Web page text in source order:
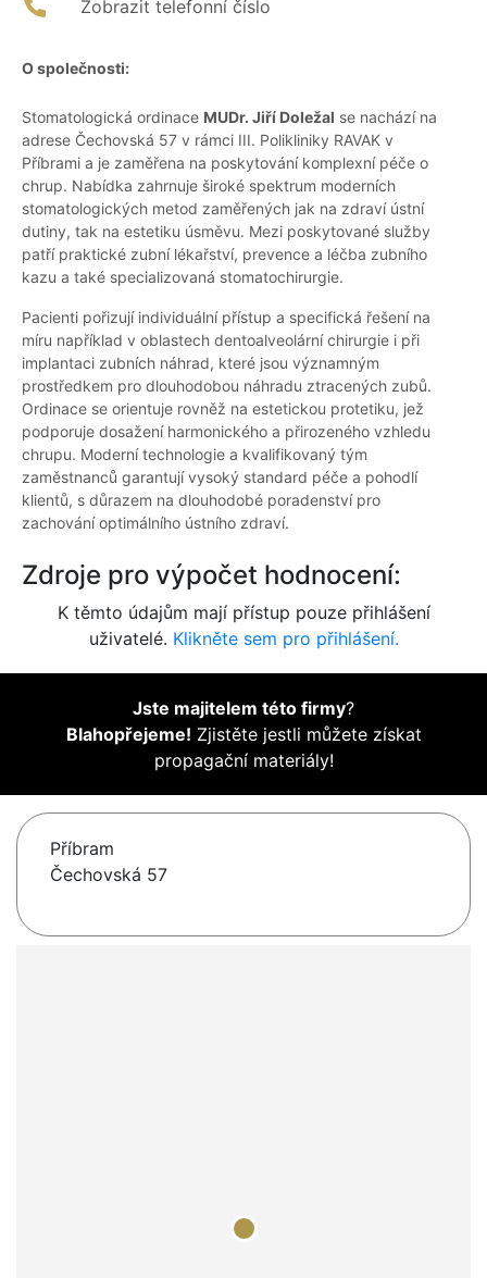
Zobrazit telefonní číslo
O společnosti:
Stomatologická ordinace MUDr. Jiří Doležal se nachází na
adrese Čechovská 57 v rámci III. Polikliniky RAVAK v
Příbrami a je zaměřena na poskytování komplexní péče o
chrup. Nabídka zahrnuje široké spektrum moderních
stomatologických metod zaměřených jak na zdraví ústní
dutiny, tak na estetiku úsměvu. Mezi poskytované služby
patří praktické zubní lékařství, prevence a léčba zubního
kazu a také specializovaná stomatochirurgie.
Pacienti pořizují individuální přístup a specifická řešení na
míru například v oblastech dentoalveolární chirurgie i při
implantaci zubních náhrad, které jsou významným
prostředkem pro dlouhodobou náhradu ztracených zubů.
Ordinace se orientuje rovněž na estetickou protetiku, jež
podporuje dosažení harmonického a přirozeného vzhledu
chrupu. Moderní technologie a kvalifikovaný tým
zaměstnanců garantují vysoký standard péče a pohodlí
klientů, s důrazem na dlouhodobé poradenství pro
zachování optimálního ústního zdraví.
Zdroje pro výpočet hodnocení:
K těmto údajům mají přístup pouze přihlášení
uživatelé. Klikněte sem pro přihlášení.
Jste majitelem této firmy?
Blahopřejeme! Zjistěte jestli můžete získat
propagační materiály!
Příbram
Čechovská 57